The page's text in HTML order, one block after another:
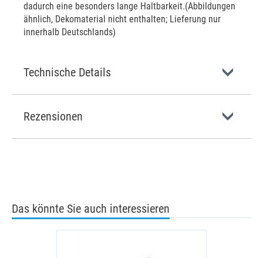
dadurch eine besonders lange Haltbarkeit.(Abbildungen
ähnlich, Dekomaterial nicht enthalten; Lieferung nur
innerhalb Deutschlands)
Technische Details
Rezensionen
Das könnte Sie auch interessieren